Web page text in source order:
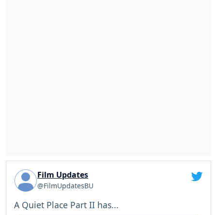
Film Updates
@FilmUpdatesBU
A Quiet Place Part II has...